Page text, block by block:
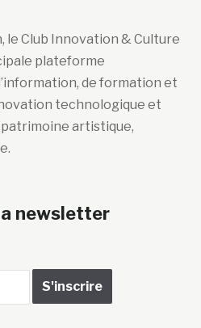
le Club Innovation & Culture
plateforme
de formation et
technologique et
patrimoine artistique,
newsletter